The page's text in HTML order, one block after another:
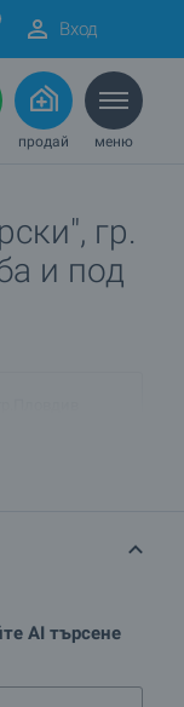
Вход
продай меню
гр.
и под
AI търсене